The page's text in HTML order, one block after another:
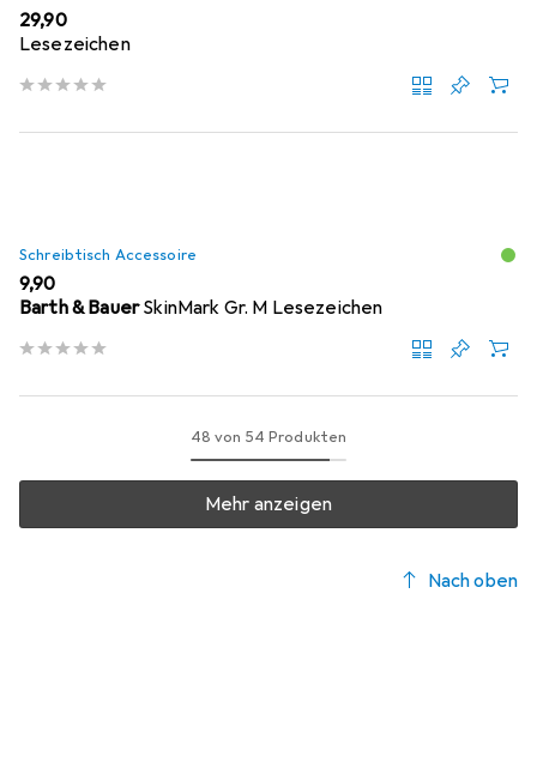
EUR
29,90
Lesezeichen
Schreibtisch Accessoire
EUR
9,90
Barth & BauerSkinMark Gr. M Lesezeichen
48 von 54 Produkten
Mehr anzeigen
Nach oben